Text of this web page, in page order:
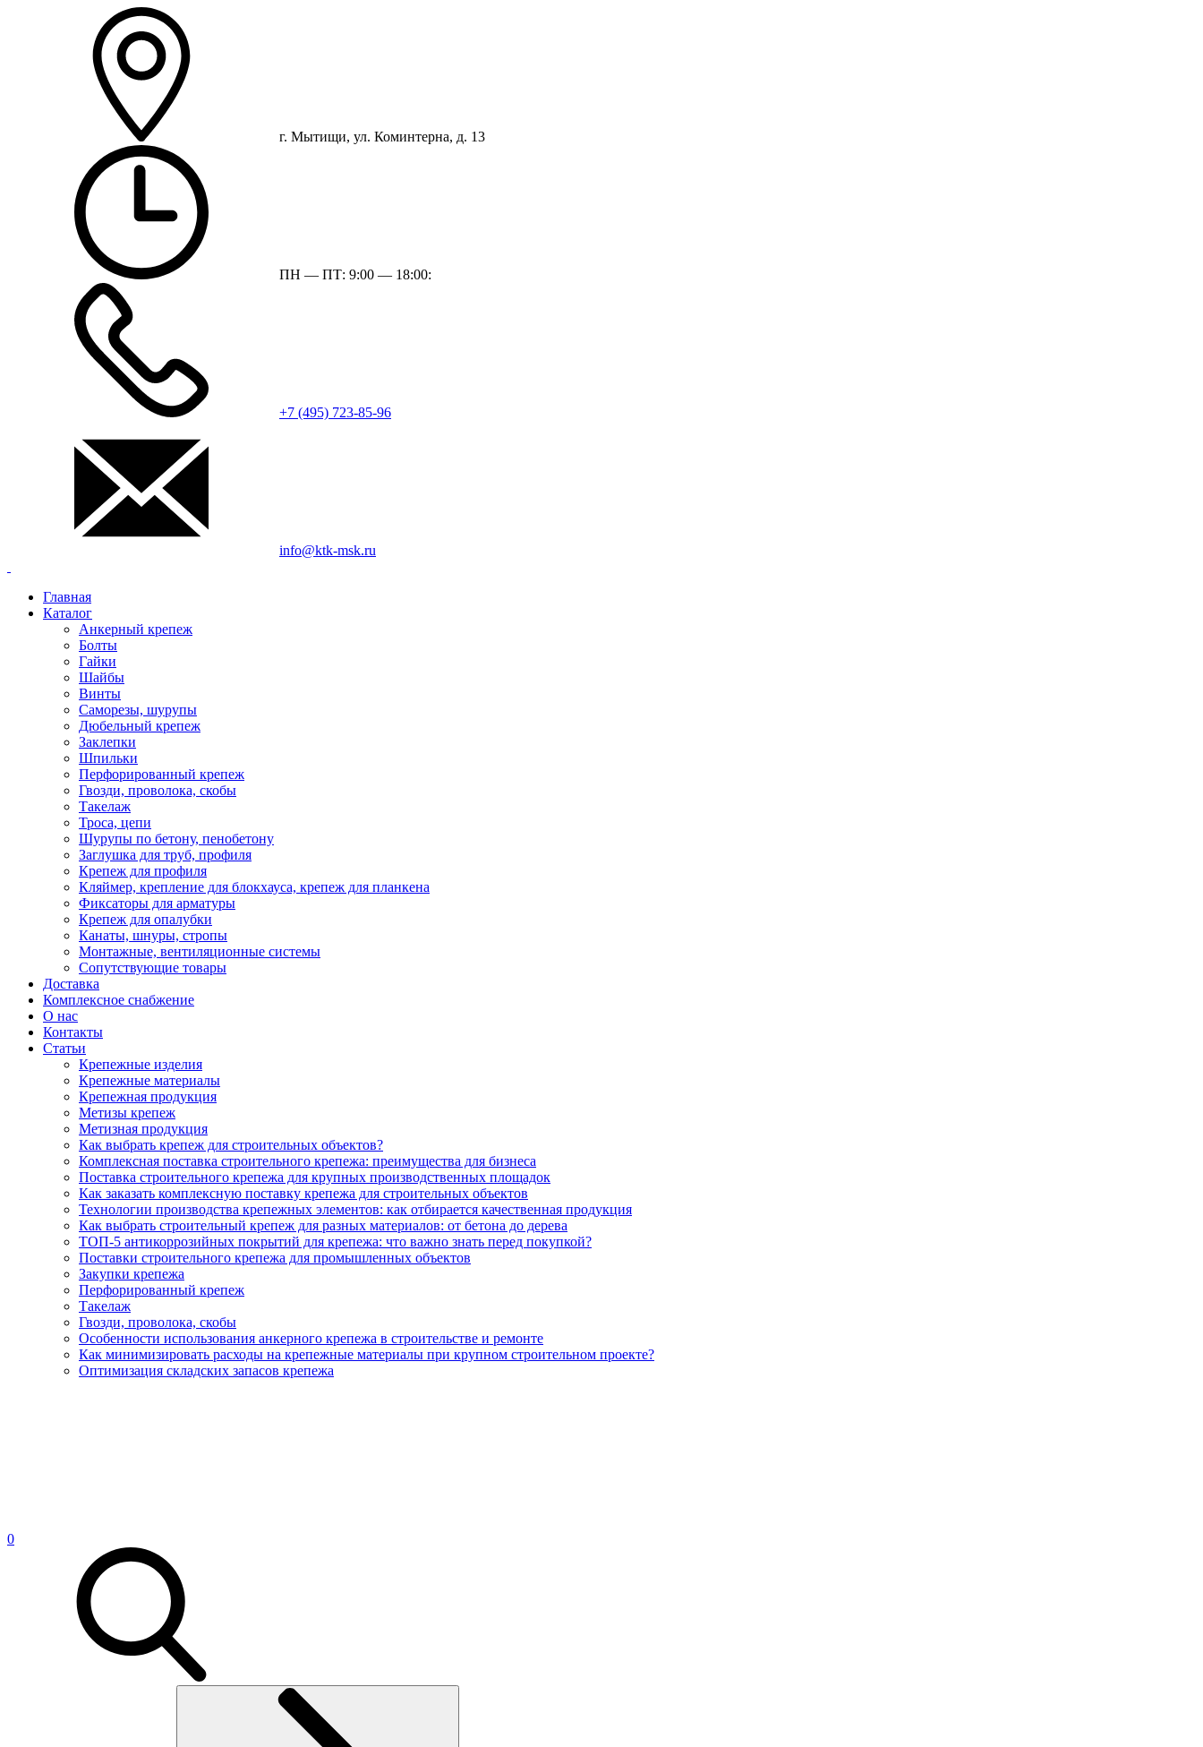
г. Мытищи, ул. Коминтерна, д. 13
ПН — ПТ: 9:00 — 18:00:
+7 (495) 723-85-96
info@ktk-msk.ru
Главная
Каталог
Анкерный крепеж
Болты
Гайки
Шайбы
Винты
Саморезы, шурупы
Дюбельный крепеж
Заклепки
Шпильки
Перфорированный крепеж
Гвозди, проволока, скобы
Такелаж
Троса, цепи
Шурупы по бетону, пенобетону
Заглушка для труб, профиля
Крепеж для профиля
Кляймер, крепление для блокхауса, крепеж для планкена
Фиксаторы для арматуры
Крепеж для опалубки
Канаты, шнуры, стропы
Монтажные, вентиляционные системы
Сопутствующие товары
Доставка
Комплексное снабжение
О нас
Контакты
Статьи
Крепежные изделия
Крепежные материалы
Крепежная продукция
Метизы крепеж
Метизная продукция
Как выбрать крепеж для строительных объектов?
Комплексная поставка строительного крепежа: преимущества для бизнеса
Поставка строительного крепежа для крупных производственных площадок
Как заказать комплексную поставку крепежа для строительных объектов
Технологии производства крепежных элементов: как отбирается качественная продукция
Как выбрать строительный крепеж для разных материалов: от бетона до дерева
ТОП-5 антикоррозийных покрытий для крепежа: что важно знать перед покупкой?
Поставки строительного крепежа для промышленных объектов
Закупки крепежа
Перфорированный крепеж
Такелаж
Гвозди, проволока, скобы
Особенности использования анкерного крепежа в строительстве и ремонте
Как минимизировать расходы на крепежные материалы при крупном строительном проекте?
Оптимизация складских запасов крепежа
0